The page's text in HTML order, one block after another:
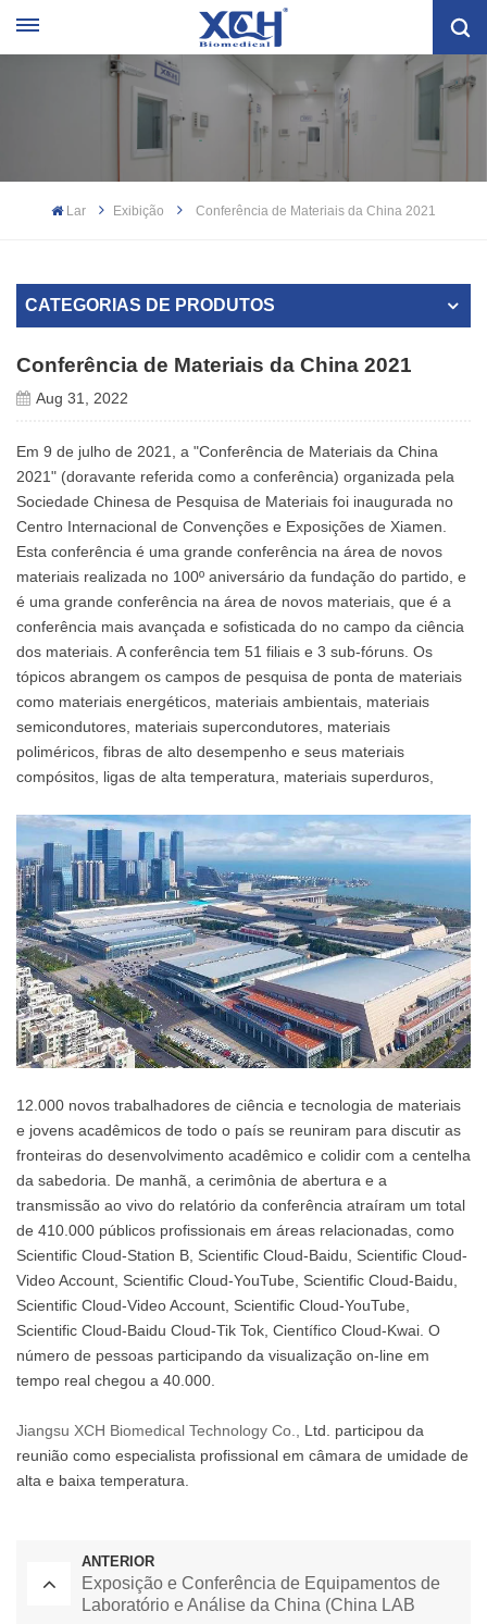
Lar Exibição Conferência de Materiais da China 2021
CATEGORIAS DE PRODUTOS
Conferência de Materiais da China 2021
Aug 31, 2022
Em 9 de julho de 2021, a "Conferência de Materiais da China
2021" (doravante referida como a conferência) organizada pela
Sociedade Chinesa de Pesquisa de Materiais foi inaugurada no
Centro Internacional de Convenções e Exposições de Xiamen.
Esta conferência é uma grande conferência na área de novos
materiais realizada no 100º aniversário da fundação do partido, e
é uma grande conferência na área de novos materiais, que é a
conferência mais avançada e sofisticada do no campo da ciência
dos materiais. A conferência tem 51 filiais e 3 sub-fóruns. Os
tópicos abrangem os campos de pesquisa de ponta de materiais
como materiais energéticos, materiais ambientais, materiais
semicondutores, materiais supercondutores, materiais
poliméricos, fibras de alto desempenho e seus materiais
compósitos, ligas de alta temperatura, materiais superduros,
12.000 novos trabalhadores de ciência e tecnologia de materiais
e jovens acadêmicos de todo o país se reuniram para discutir as
fronteiras do desenvolvimento acadêmico e colidir com a centelha
da sabedoria. De manhã, a cerimônia de abertura e a
transmissão ao vivo do relatório da conferência atraíram um total
de 410.000 públicos profissionais em áreas relacionadas, como
Scientific Cloud-Station B, Scientific Cloud-Baidu, Scientific Cloud-
Video Account, Scientific Cloud-YouTube, Scientific Cloud-Baidu,
Scientific Cloud-Video Account, Scientific Cloud-YouTube,
Scientific Cloud-Baidu Cloud-Tik Tok, Científico Cloud-Kwai. O
número de pessoas participando da visualização on-line em
tempo real chegou a 40.000.
Jiangsu XCH Biomedical Technology Co., Ltd. participou da
reunião como especialista profissional em câmara de umidade de
alta e baixa temperatura.
ANTERIOR
Exposição e Conferência de Equipamentos de
Laboratório e Análise da China (China LAB